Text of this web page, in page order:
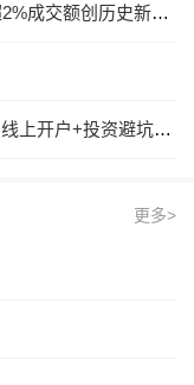
创业板人工智能ETF华夏（159381）涨超2%成交额创历史新高！光模块CPO含量超40%
证券账户开通全攻略，证券开户怎么开？线上开户+投资避坑指南
更多>